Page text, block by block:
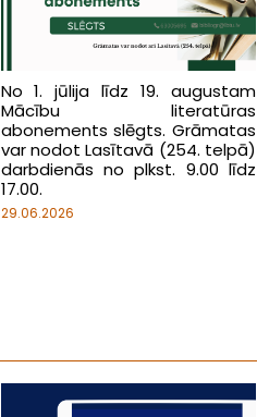
No 1. jūlija līdz 19. augustam
Mācību literatūras
abonements slēgts. Grāmatas
var nodot Lasītavā (254. telpā)
darbdienās no plkst. 9.00 līdz
17.00.
29.06.2026